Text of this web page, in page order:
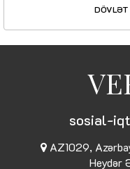
DÖVLƏT
sosial-
AZ1029,
Heydər